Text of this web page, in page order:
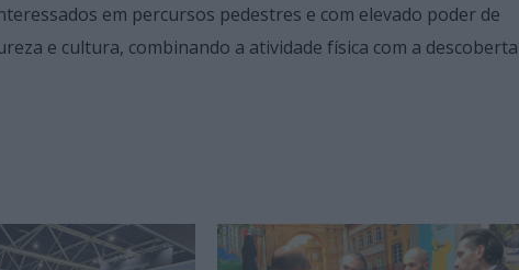
em percursos pedestres e com elevado poder de
e cultura, combinando a atividade física com a descoberta